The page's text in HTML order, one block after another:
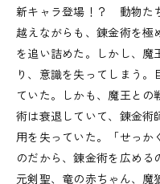
新キャラ登場！？ 動物た
越えながらも、錬金術を極
を追い詰めた。しかし、魔
り、意識を失ってしまう
ていた。しかも、魔王と
術は衰退していて、錬金術
用を失っていた。「せっか
のだから、錬金術を広める
元剣聖、竜の赤ちゃん、